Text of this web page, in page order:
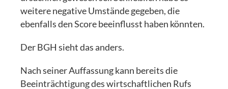
weitere negative Umstände gegeben, die
ebenfalls den Score beeinflusst haben könnten.
Der BGH sieht das anders.
Nach seiner Auffassung kann bereits die
Beeinträchtigung des wirtschaftlichen Rufs